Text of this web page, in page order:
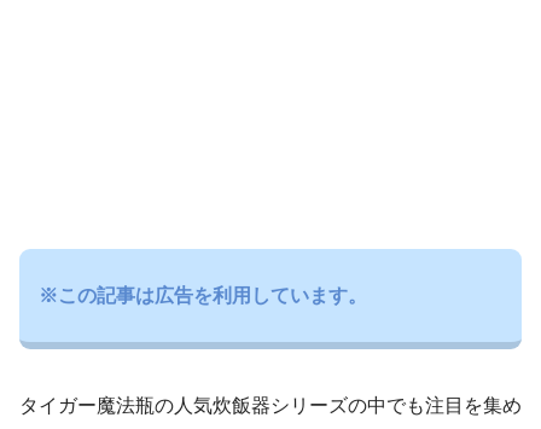
※この記事は広告を利用しています。
タイガー魔法瓶の人気炊飯器シリーズの中でも注目を集め